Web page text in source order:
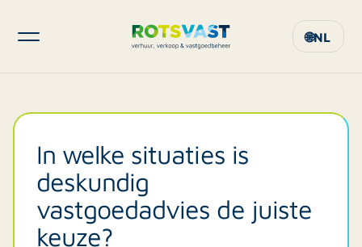
🌐NL
In welke situaties is
deskundig
vastgoedadvies de juiste
keuze?